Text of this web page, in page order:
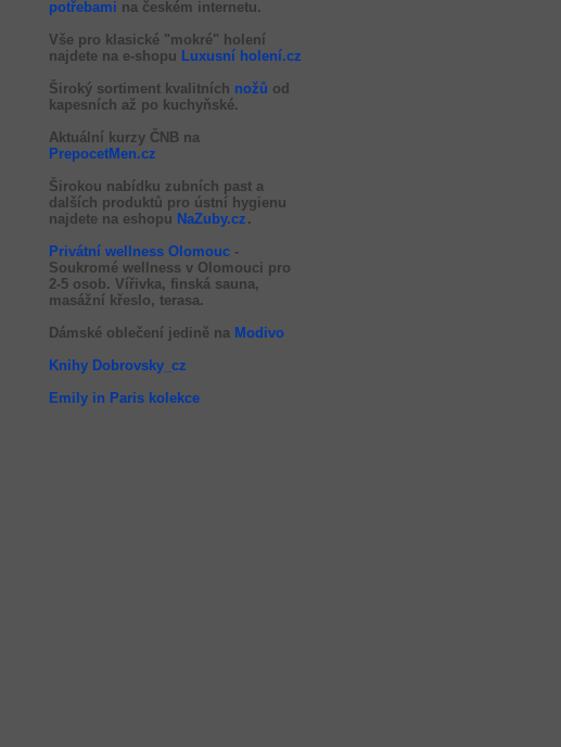
potřebami na českém internetu.
Vše pro klasické "mokré" holení
najdete na e-shopu Luxusní holení.cz
Široký sortiment kvalitních nožů od
kapesních až po kuchyňské.
Aktuální kurzy ČNB na
PrepocetMen.cz
Širokou nabídku zubních past a
dalších produktů pro ústní hygienu
najdete na eshopu NaZuby.cz .
Privátní wellness Olomouc -
Soukromé wellness v Olomouci pro
2-5 osob. Vířivka, finská sauna,
masážní křeslo, terasa.
Dámské oblečení jedině na Modivo
Knihy Dobrovsky_cz
Emily in Paris kolekce